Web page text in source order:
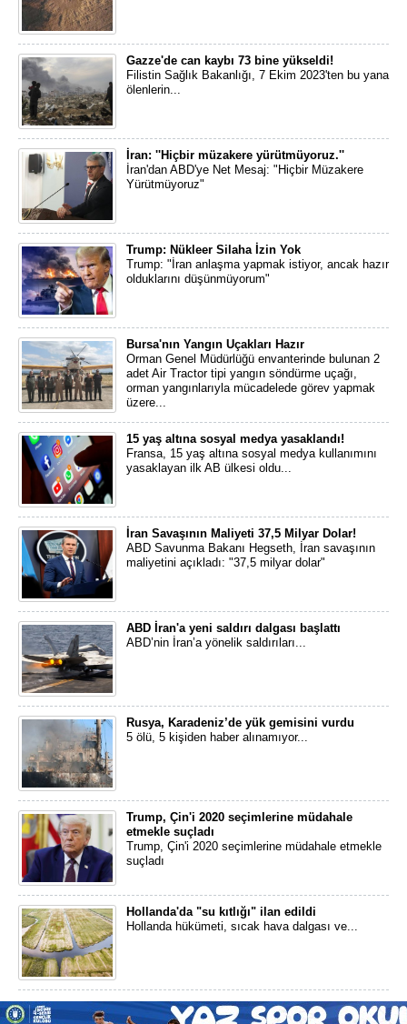
Gazze'de can kaybı 73 bine yükseldi!
Filistin Sağlık Bakanlığı, 7 Ekim 2023'ten bu yana
ölenlerin...
İran: ''Hiçbir müzakere yürütmüyoruz.''
İran'dan ABD'ye Net Mesaj: "Hiçbir Müzakere
Yürütmüyoruz"
Trump: Nükleer Silaha İzin Yok
Trump: "İran anlaşma yapmak istiyor, ancak hazır
olduklarını düşünmüyorum"
Bursa'nın Yangın Uçakları Hazır
Orman Genel Müdürlüğü envanterinde bulunan 2
adet Air Tractor tipi yangın söndürme uçağı,
orman yangınlarıyla mücadelede görev yapmak
üzere...
15 yaş altına sosyal medya yasaklandı!
Fransa, 15 yaş altına sosyal medya kullanımını
yasaklayan ilk AB ülkesi oldu...
İran Savaşının Maliyeti 37,5 Milyar Dolar!
ABD Savunma Bakanı Hegseth, İran savaşının
maliyetini açıkladı: "37,5 milyar dolar"
ABD İran'a yeni saldırı dalgası başlattı
ABD’nin İran’a yönelik saldırıları...
Rusya, Karadeniz’de yük gemisini vurdu
5 ölü, 5 kişiden haber alınamıyor...
Trump, Çin'i 2020 seçimlerine müdahale
etmekle suçladı
Trump, Çin'i 2020 seçimlerine müdahale etmekle
suçladı
Hollanda'da "su kıtlığı" ilan edildi
Hollanda hükümeti, sıcak hava dalgası ve...